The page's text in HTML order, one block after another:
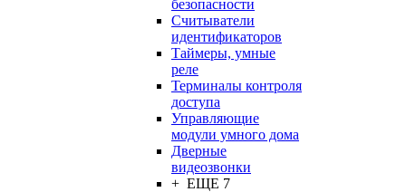
безопасности
Считыватели
идентификаторов
Таймеры, умные
реле
Терминалы контроля
доступа
Управляющие
модули умного дома
Дверные
видеозвонки
+ ЕЩЕ 7